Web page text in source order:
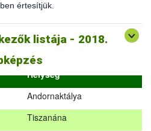
értesítjük.
listája - 2018.
az erdészeti szakirányítást érintő
azok alkalmazásáról szóló
Helység
Andornaktálya
Tiszanána